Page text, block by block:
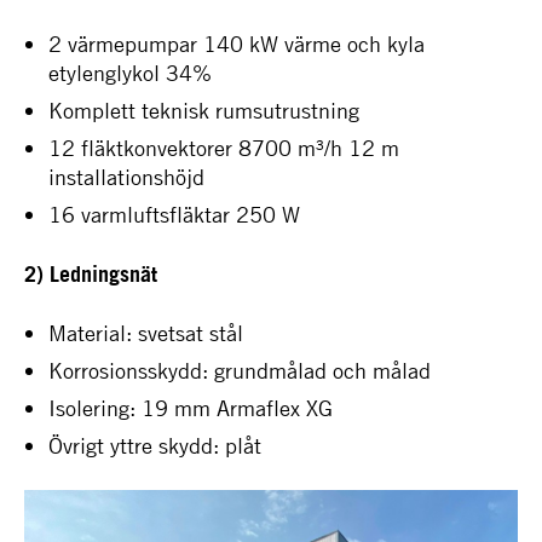
2 värmepumpar 140 kW värme och kyla
etylenglykol 34%
Komplett teknisk rumsutrustning
12 fläktkonvektorer 8700 m³/h 12 m
installationshöjd
16 varmluftsfläktar 250 W
2) Ledningsnät
Material: svetsat stål
Korrosionsskydd: grundmålad och målad
Isolering: 19 mm Armaflex XG
Övrigt yttre skydd: plåt